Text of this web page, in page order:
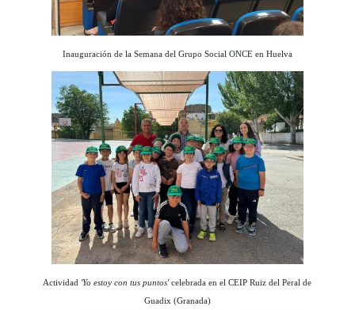
Inauguración de la Semana del Grupo Social ONCE en Huelva
Actividad 'Yo estoy con tus puntos'celebrada en el CEIP Ruiz del Peral de
Guadix (Granada)